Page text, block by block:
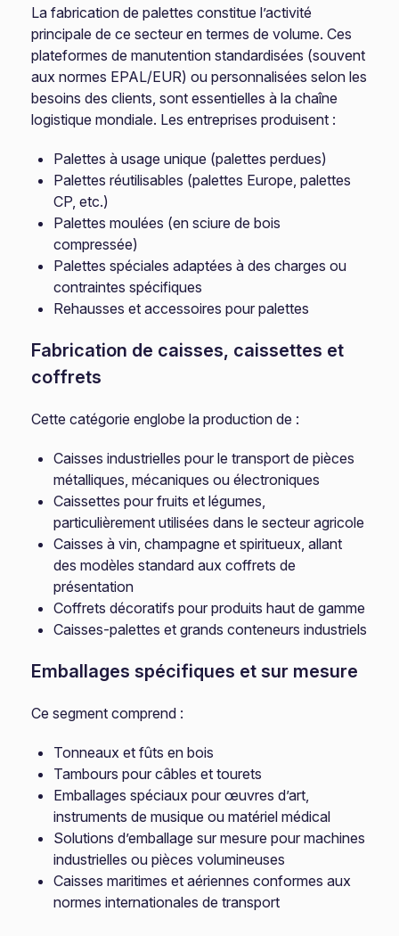
La fabrication de palettes constitue l’activité
principale de ce secteur en termes de volume. Ces
plateformes de manutention standardisées (souvent
aux normes EPAL/EUR) ou personnalisées selon les
besoins des clients, sont essentielles à la chaîne
logistique mondiale. Les entreprises produisent :
Palettes à usage unique (palettes perdues)
Palettes réutilisables (palettes Europe, palettes
CP, etc.)
Palettes moulées (en sciure de bois
compressée)
Palettes spéciales adaptées à des charges ou
contraintes spécifiques
Rehausses et accessoires pour palettes
Fabrication de caisses, caissettes et
coffrets
Cette catégorie englobe la production de :
Caisses industrielles pour le transport de pièces
métalliques, mécaniques ou électroniques
Caissettes pour fruits et légumes,
particulièrement utilisées dans le secteur agricole
Caisses à vin, champagne et spiritueux, allant
des modèles standard aux coffrets de
présentation
Coffrets décoratifs pour produits haut de gamme
Caisses-palettes et grands conteneurs industriels
Emballages spécifiques et sur mesure
Ce segment comprend :
Tonneaux et fûts en bois
Tambours pour câbles et tourets
Emballages spéciaux pour œuvres d’art,
instruments de musique ou matériel médical
Solutions d’emballage sur mesure pour machines
industrielles ou pièces volumineuses
Caisses maritimes et aériennes conformes aux
normes internationales de transport